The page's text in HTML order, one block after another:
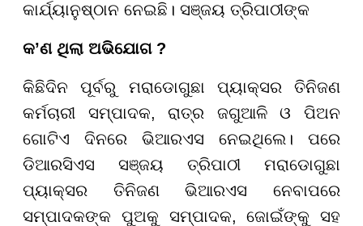
କାର୍ଯ୍ୟାନୁଷ୍ଠାନ ନେଇଛି। ସଞ୍ଜୟ ତ୍ରିପାଠୀଙ୍କ
କ’ଣ ଥିଲା ଅଭିଯୋଗ ?
କିଛିଦିନ ପୂର୍ବରୁ ମରାଡୋଗୁଛା ପ୍ୟାକ୍ସର ତିନିଜଣ
କର୍ମଚାରୀ ସମ୍ପାଦକ, ରାତ୍ର ଜଗୁଆଳି ଓ ପିଅନ
ଗୋଟିଏ ଦିନରେ ଭିଆରଏସ ନେଇଥିଲେ। ପରେ
ଡିଆରସିଏସ ସଞ୍ଜୟ ତ୍ରିପାଠୀ ମରାଡୋଗୁଛା
ପ୍ୟାକ୍ସର ତିନିଜଣ ଭିଆରଏସ ନେବାପରେ
ସମ୍ପାଦକଙ୍କ ପୁଅକୁ ସମ୍ପାଦକ, ଜୋଇଁଙ୍କୁ ସହ